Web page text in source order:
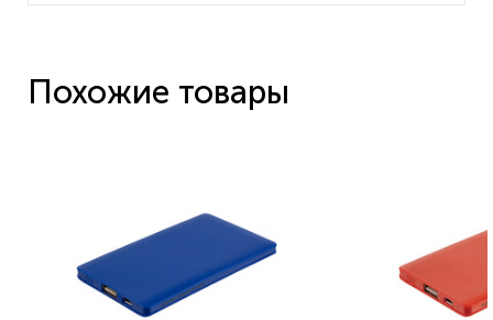
Похожие товары